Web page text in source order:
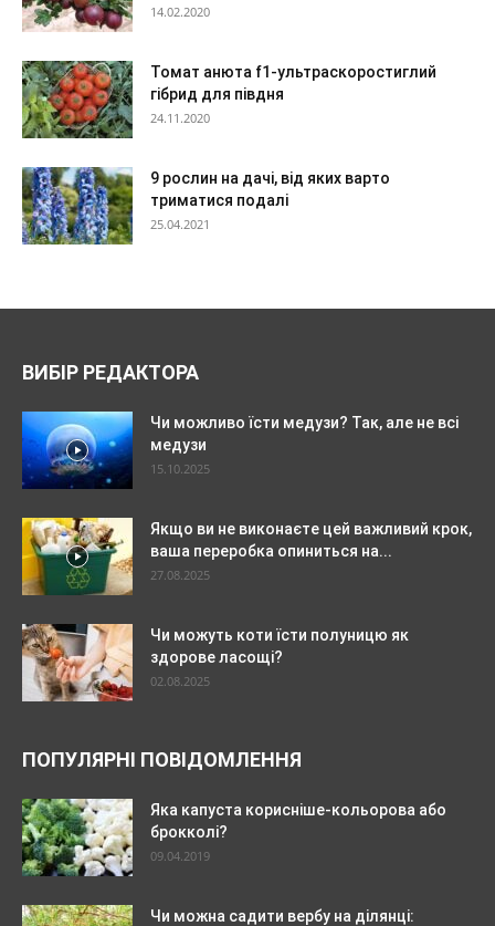
14.02.2020
Томат анюта f1-ультраскоростиглий
гібрид для півдня
24.11.2020
9 рослин на дачі, від яких варто
триматися подалі
25.04.2021
ВИБІР РЕДАКТОРА
Чи можливо їсти медузи? Так, але не всі
медузи
15.10.2025
Якщо ви не виконаєте цей важливий крок,
ваша переробка опиниться на...
27.08.2025
Чи можуть коти їсти полуницю як
здорове ласощі?
02.08.2025
ПОПУЛЯРНІ ПОВІДОМЛЕННЯ
Яка капуста корисніше-кольорова або
брокколі?
09.04.2019
Чи можна садити вербу на ділянці: